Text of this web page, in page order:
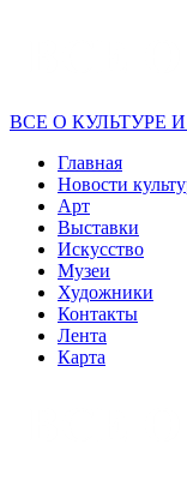
ВСЕ О КУЛЬТУРЕ
Главная
Новости
Арт
Выставки
Искусство
Музеи
Художники
Контакты
Лента
Карта